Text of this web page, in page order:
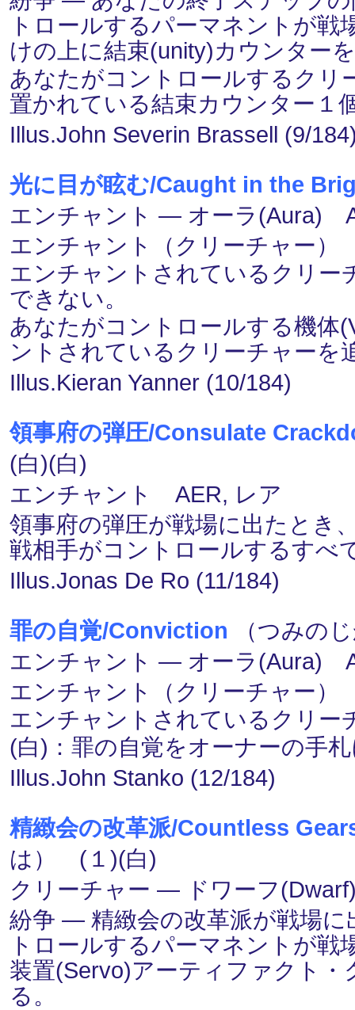
トロールするパーマネントが
けの上に結束(unity)カウンター
あなたがコントロールするクリ
置かれている結束カウンター１
Illus.John Severin Brassell (9/
光に目が眩む/Caught in the
エンチャント ― オーラ(Aura)
エンチャント（クリーチャー）
エンチャントされているクリー
できない。
あなたがコントロールする機体
ントされているクリーチャーを
Illus.Kieran Yanner (10/184)
領事府の弾圧/Consulate
(白)(白)
エンチャント AER, レア
領事府の弾圧が戦場に出たとき
戦相手がコントロールするすべ
Illus.Jonas De Ro (11/184)
罪の自覚/Conviction （つみの
エンチャント ― オーラ(Aura)
エンチャント（クリーチャー）
エンチャントされているクリー
(白)：罪の自覚をオーナーの手
Illus.John Stanko (12/184)
精緻会の改革派/Countless
は） (１)(白)
クリーチャー ― ドワーフ
紛争 ― 精緻会の改革派が戦場
トロールするパーマネントが戦
装置(Servo)アーティファクト
る。